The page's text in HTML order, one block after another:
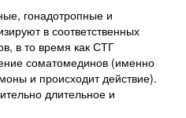
гонадотропные и
в соответственных
в то время как СТГ
соматомединов (именно
и происходит действие).
длительное и